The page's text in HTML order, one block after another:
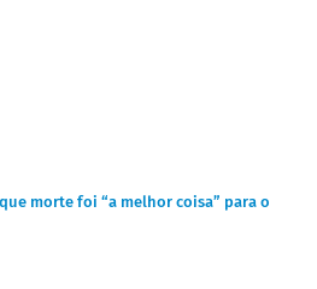
morte foi “a melhor coisa” para o